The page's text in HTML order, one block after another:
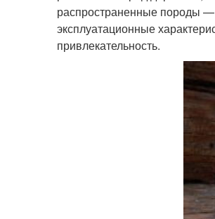
распространенные породы —
эксплуатационные
привлекательность.